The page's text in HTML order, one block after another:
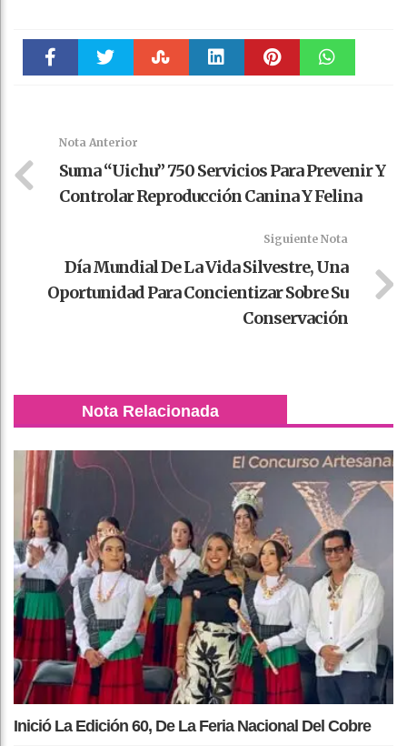
Nota Anterior
Suma “Uichu” 750 Servicios Para Prevenir Y
Controlar Reproducción Canina Y Felina
Siguiente Nota
Día Mundial De La Vida Silvestre, Una
Oportunidad Para Concientizar Sobre Su
Conservación
Nota Relacionada
Inició La Edición 60, De La Feria Nacional Del Cobre